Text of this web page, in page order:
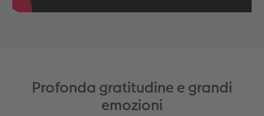
Profonda gratitudine e grandi
emozioni